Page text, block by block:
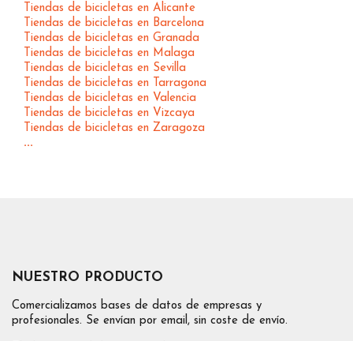
Tiendas de bicicletas en Alicante
Tiendas de bicicletas en Barcelona
Tiendas de bicicletas en Granada
Tiendas de bicicletas en Malaga
Tiendas de bicicletas en Sevilla
Tiendas de bicicletas en Tarragona
Tiendas de bicicletas en Valencia
Tiendas de bicicletas en Vizcaya
Tiendas de bicicletas en Zaragoza
...
NUESTRO PRODUCTO
Comercializamos bases de datos de empresas y
profesionales. Se envían por email, sin coste de envío.